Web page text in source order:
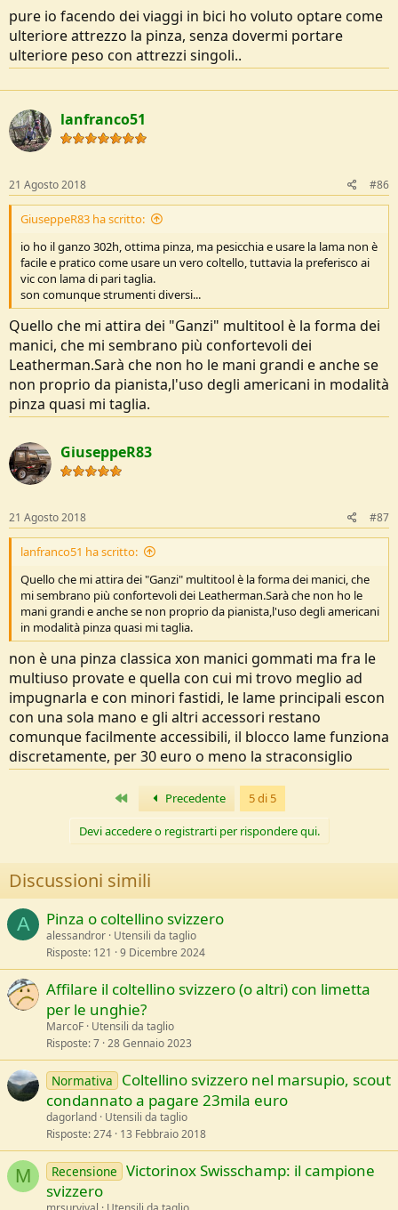
pure io facendo dei viaggi in bici ho voluto optare come
ulteriore attrezzo la pinza, senza dovermi portare
ulteriore peso con attrezzi singoli..
lanfranco51
21 Agosto 2018 #86
GiuseppeR83 ha scritto:
io ho il ganzo 302h, ottima pinza, ma pesicchia e usare la lama non è
facile e pratico come usare un vero coltello, tuttavia la preferisco ai
vic con lama di pari taglia.
son comunque strumenti diversi...
Quello che mi attira dei "Ganzi" multitool è la forma dei
manici, che mi sembrano più confortevoli dei
Leatherman.Sarà che non ho le mani grandi e anche se
non proprio da pianista,l'uso degli americani in modalità
pinza quasi mi taglia.
GiuseppeR83
21 Agosto 2018 #87
lanfranco51 ha scritto:
Quello che mi attira dei "Ganzi" multitool è la forma dei manici, che
mi sembrano più confortevoli dei Leatherman.Sarà che non ho le
mani grandi e anche se non proprio da pianista,l'uso degli americani
in modalità pinza quasi mi taglia.
non è una pinza classica xon manici gommati ma fra le
multiuso provate e quella con cui mi trovo meglio ad
impugnarla e con minori fastidi, le lame principali escon
con una sola mano e gli altri accessori restano
comunque facilmente accessibili, il blocco lame funziona
discretamente, per 30 euro o meno la straconsiglio
Primo Precedente 5 di 5
Devi accedere o registrarti per rispondere qui.
Discussioni simili
A Pinza o coltellino svizzero
alessandror Utensili da taglio
Risposte 121 9 Dicembre 2024
Affilare il coltellino svizzero (o altri) con limetta
per le unghie?
MarcoF Utensili da taglio
Risposte 7 28 Gennaio 2023
Normativa
Coltellino svizzero nel marsupio, scout
condannato a pagare 23mila euro
dagorland Utensili da taglio
Risposte 274 13 Febbraio 2018
M Recensione Victorinox Swisschamp: il campione
svizzero